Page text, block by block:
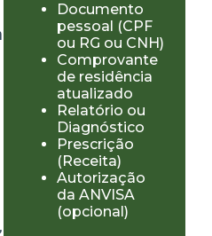
Documento
pessoal (CPF
ou RG ou CNH)
Comprovante
de residência
atualizado
Relatório ou
Diagnóstico
Prescrição
(Receita)
Autorização
da ANVISA
(opcional)